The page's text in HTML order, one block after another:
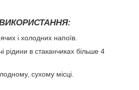
і холодних напоїв.
рідини в стаканчиках більше 4
сухому місці.